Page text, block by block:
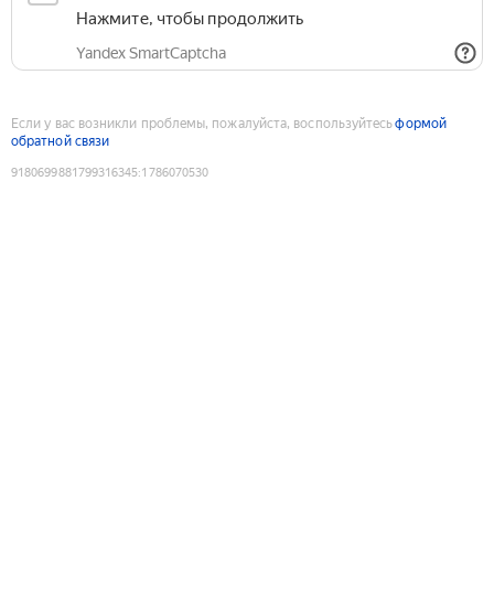
Нажмите, чтобы продолжить
Yandex SmartCaptcha
Если у вас возникли проблемы, пожалуйста, воспользуйтесьформой
обратной связи
9180699881799316345:1786070530